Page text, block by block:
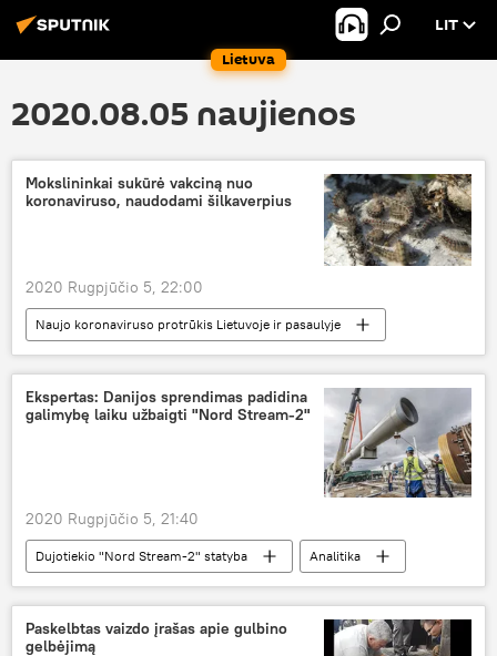
Lietuva
LIT
2020.08.05 naujienos
Mokslininkai sukūrė vakciną nuo
koronaviruso, naudodami šilkaverpius
2020 Rugpjūčio 5, 22:00
Naujo koronaviruso protrūkis Lietuvoje ir pasaulyje
Pasaulyje
koronavirusas
vakcina
mokslininkai
Vakcinacija nuo COVID-19 Lietuvoje ir pasaulyje: iššūkiai ir pažanga
Ekspertas: Danijos sprendimas padidina
galimybę laiku užbaigti "Nord Stream-2"
2020 Rugpjūčio 5, 21:40
Dujotiekio "Nord Stream-2" statyba
Analitika
Pasaulyje
Danija Nord Stream-2
Paskelbtas vaizdo įrašas apie gulbino
gelbėjimą